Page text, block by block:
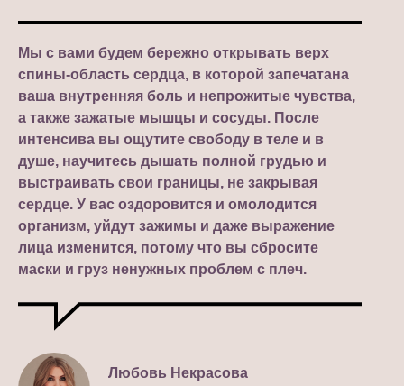
Мы с вами будем бережно открывать верх
спины-область сердца, в которой запечатана
ваша внутренняя боль и непрожитые чувства,
а также зажатые мышцы и сосуды. После
интенсива вы ощутите свободу в теле и в
душе, научитесь дышать полной грудью и
выстраивать свои границы, не закрывая
сердце. У вас оздоровится и омолодится
организм, уйдут зажимы и даже выражение
лица изменится, потому что вы сбросите
маски и груз ненужных проблем с плеч.
Любовь Некрасова